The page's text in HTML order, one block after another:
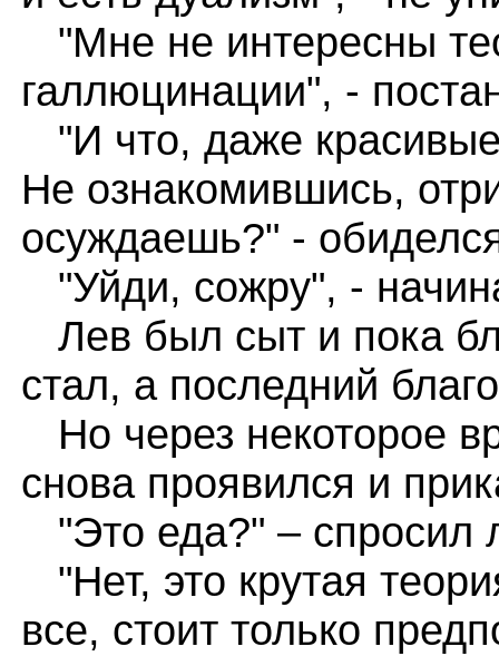
"Мне не интересны
галлюцинации", -
"И что, даже
Не ознакомившись,
осуждаешь?" -
"Уйди, сожру", -
Лев был сыт и пока
стал, а последний
Но через некоторое
снова проявился и
"Это еда?" – спросил
"Нет, это крутая
все, стоит только